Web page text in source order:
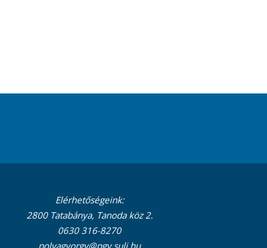
Elérhetőségeink:
2800 Tatabánya, Tanoda köz 2.
0630 316-8270